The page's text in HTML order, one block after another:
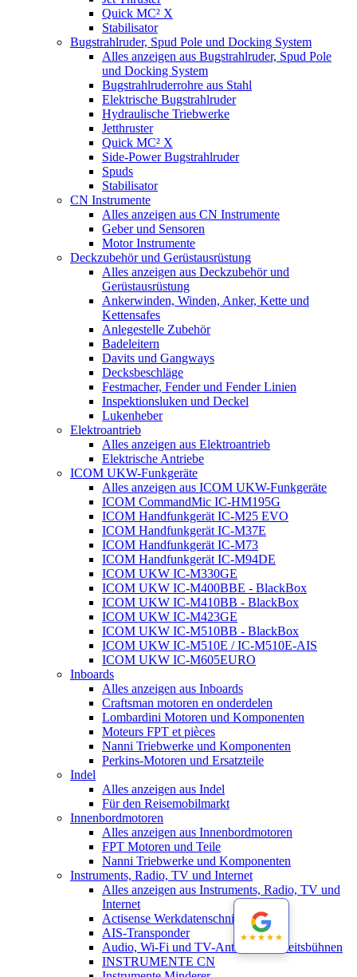
Quick MC² X
Stabilisator
Bugstrahlruder, Spud Pole und Docking System
Alles anzeigen aus Bugstrahlruder, Spud Pole
und Docking System
Bugstrahlruderrohre aus Stahl
Elektrische Bugstrahlruder
Hydraulische Triebwerke
Jetthruster
Quick MC² X
Side-Power Bugstrahlruder
Spuds
Stabilisator
CN Instrumente
Alles anzeigen aus CN Instrumente
Geber und Sensoren
Motor Instrumente
Deckzubehör und Gerüstausrüstung
Alles anzeigen aus Deckzubehör und
Gerüstausrüstung
Ankerwinden, Winden, Anker, Kette und
Kettensafes
Anlegestelle Zubehör
Badeleitern
Davits und Gangways
Decksbeschläge
Festmacher, Fender und Fender Linien
Inspektionsluken und Deckel
Lukenheber
Elektroantrieb
Alles anzeigen aus Elektroantrieb
Elektrische Antriebe
ICOM UKW-Funkgeräte
Alles anzeigen aus ICOM UKW-Funkgeräte
ICOM CommandMic IC-HM195G
ICOM Handfunkgerät IC-M25 EVO
ICOM Handfunkgerät IC-M37E
ICOM Handfunkgerät IC-M73
ICOM Handfunkgerät IC-M94DE
ICOM UKW IC-M330GE
ICOM UKW IC-M400BBE - BlackBox
ICOM UKW IC-M410BB - BlackBox
ICOM UKW IC-M423GE
ICOM UKW IC-M510BB - BlackBox
ICOM UKW IC-M510E / IC-M510E-AIS
ICOM UKW IC-M605EURO
Inboards
Alles anzeigen aus Inboards
Craftsman motoren en onderdelen
Lombardini Motoren und Komponenten
Moteurs FPT et pièces
Nanni Triebwerke und Komponenten
Perkins-Motoren und Ersatzteile
Indel
Alles anzeigen aus Indel
Für den Reisemobilmarkt
Innenbordmotoren
Alles anzeigen aus Innenbordmotoren
FPT Motoren und Teile
Nanni Triebwerke und Komponenten
Instruments, Radio, TV und Internet
Alles anzeigen aus Instruments, Radio, TV und
Internet
Actisense Werkdatenschnitt
AIS-Transponder
Audio, Wi-Fi und TV-Antennen-Arbeitsbühnen
INSTRUMENTE CN
★★★★★
★★★★★